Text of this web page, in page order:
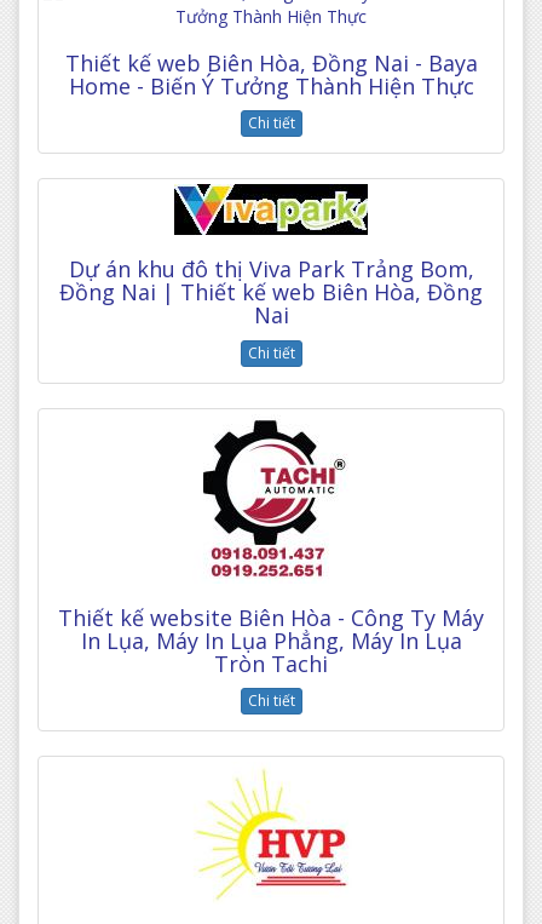
Thiết kế web Biên Hòa, Đồng Nai - Baya
Home - Biến Ý Tưởng Thành Hiện Thực
Chi tiết
Dự án khu đô thị Viva Park Trảng Bom,
Đồng Nai | Thiết kế web Biên Hòa, Đồng
Nai
Chi tiết
Thiết kế website Biên Hòa - Công Ty Máy
In Lụa, Máy In Lụa Phẳng, Máy In Lụa
Tròn Tachi
Chi tiết